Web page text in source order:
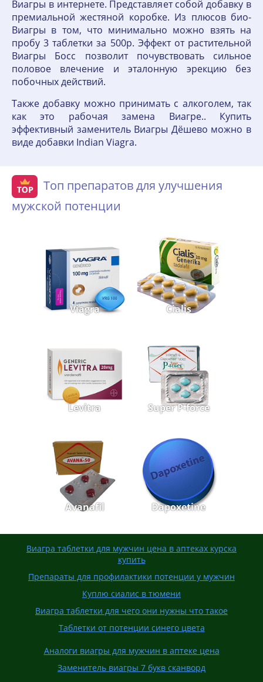
Виагры в интернете. Представляет собой добавку в
премиальной жестяной коробке. Из плюсов био-
Виагры в том, что минимально можно взять на
пробу 3 таблетки за 500р. Эффект от растительной
Виагры Босс позволит почувствовать сильное
половое влечение и эталонную эрекцию без
побочных действий.
Также добавку можно принимать с алкоголем, так
как это рабочая замена Виагре.. Купить
эффективный заменитель Виагры Дёшево можно в
виде добавки Indian Viagra.
Топ препаратов для улучшения
мужской потенции
Viagra Cialis
Levitra Super P-force
Avanafil Dapoxetine
Виагра таблетки для мужчин цена в аптеках курска
купить
Препараты для профилактики потенции у мужчин
Куплю сиалис в тюмени
Виагра таблетки для чего они нужны что такое
Таблетки от потенции синего цвета
Аналоги виагры для мужчин в аптеке цена
Заменитель виагры 7 букв сканворд